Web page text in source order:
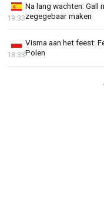
Na lang wachten: Gall
zegegebaar maken
19:33
Visma aan het feest:
Polen
18:33